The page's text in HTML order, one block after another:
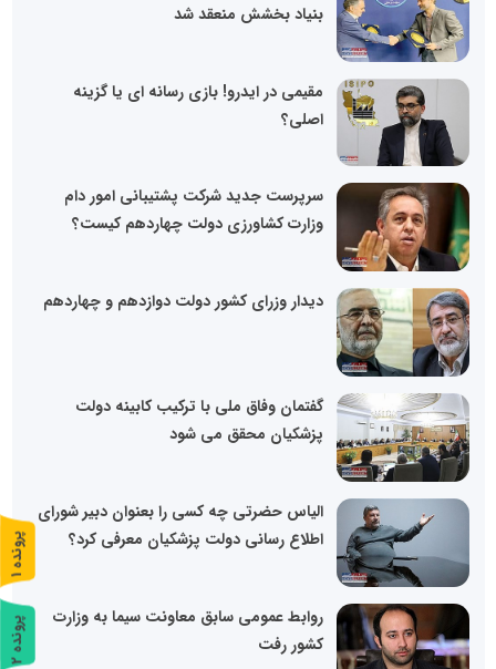
بنیاد بخشش منعقد شد
مقیمی در ایدرو! بازی رسانه ای یا گزینه
اصلی؟
سرپرست جدید شرکت پشتیبانی امور دام
وزارت کشاورزی دولت چهاردهم کیست؟
دیدار وزرای کشور دولت دوازدهم و چهاردهم
گفتمان وفاق ملی با ترکیب کابینه دولت
پزشکیان محقق می شود
الیاس حضرتی چه کسی را بعنوان دبیر شورای
اطلاع رسانی دولت پزشکیان معرفی کرد؟
روابط عمومی سابق معاونت سیما به وزارت
کشور رفت
پ
ر
و
ن
د
ه
1
پ
ر
و
ن
د
ه
2